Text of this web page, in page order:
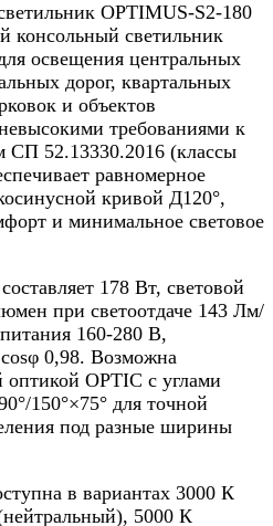
OPTIMUS-S2-180
светильник
освещения центральных
дорог, квартальных
и объектов
требованиями к
СП 52.13330.2016 (классы
равномерное
кривой Д120°,
и минимальное световое
178 Вт, световой
при светоотдаче 143 Лм/
160-280 В,
0,98. Возможна
OPTIC с углами
150°×75° для точной
под разные ширины
в вариантах 3000 К
5000 К